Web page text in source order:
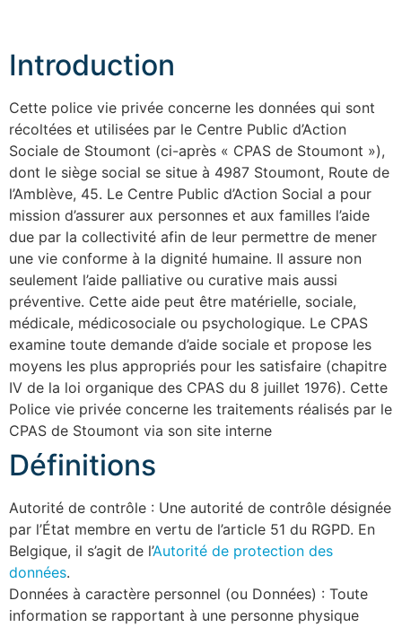
Introduction
Cette police vie privée concerne les données qui sont
récoltées et utilisées par le Centre Public d’Action
Sociale de Stoumont (ci-après « CPAS de Stoumont »),
dont le siège social se situe à 4987 Stoumont, Route de
l’Amblève, 45. Le Centre Public d’Action Social a pour
mission d’assurer aux personnes et aux familles l’aide
due par la collectivité afin de leur permettre de mener
une vie conforme à la dignité humaine. Il assure non
seulement l’aide palliative ou curative mais aussi
préventive. Cette aide peut être matérielle, sociale,
médicale, médicosociale ou psychologique. Le CPAS
examine toute demande d’aide sociale et propose les
moyens les plus appropriés pour les satisfaire (chapitre
IV de la loi organique des CPAS du 8 juillet 1976). Cette
Police vie privée concerne les traitements réalisés par le
CPAS de Stoumont via son site interne
Définitions
Autorité de contrôle : Une autorité de contrôle désignée
par l’État membre en vertu de l’article 51 du RGPD. En
Belgique, il s’agit de l’Autorité de protection des
données.
Données à caractère personnel (ou Données) : Toute
information se rapportant à une personne physique